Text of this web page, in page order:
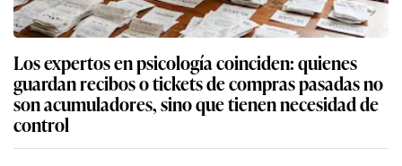
Los expertos en psicología coinciden: quienes
guardan recibos o tickets de compras pasadas no
son acumuladores, sino que tienen necesidad de
control